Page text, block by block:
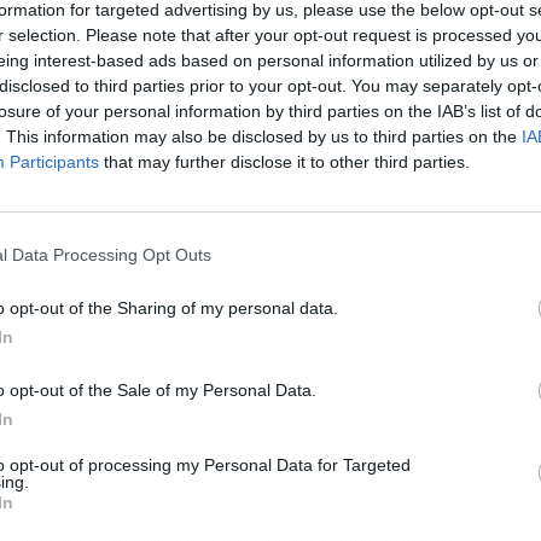
for targeted advertising by us, please use the below opt-out
selection. Please note that after your opt-out request is processed
interest-based ads based on personal information utilized by us
to third parties prior to your opt-out. You may separately
of your personal information by third parties on the IAB’s list of
This information may also be disclosed by us to third parties on the
Participants that may further disclose it to other third parties.
Data Processing Opt Outs
opt-out of the Sharing of my personal data.
opt-out of the Sale of my Personal Data.
opt-out of processing my Personal Data for Targeted
Ο πρώην πρόεδρος της Βουλής και
υπουργός σε κυβερνήσεις του ΠΑΣΟΚ,
Φίλιππος Πετσάλνικος που απεβίωσε
σήμερα μετά από...
Έκτακτο: Κλείνουν άμεσα
εστιατόρια, καφέ & Bar
13/03/2020 18:19
νέου κορωνοϊού ανακοίνωσε το απόγευμα